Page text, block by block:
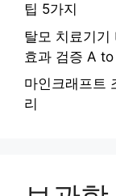
팁 5가지
탈모 치료기기
효과 검증 A
마인크래프트
리